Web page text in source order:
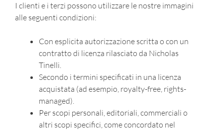
I clienti e i terzi possono utilizzare le nostre immagini
alle seguenti condizioni:
Con esplicita autorizzazione scritta o con un
contratto di licenza rilasciato da Nicholas
Tinelli.
Secondo i termini specificati in una licenza
acquistata (ad esempio, royalty-free, rights-
managed).
Per scopi personali, editoriali, commerciali o
altri scopi specifici, come concordato nel